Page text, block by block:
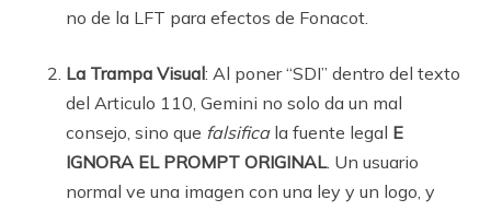
no de la LFT para efectos de Fonacot.
La Trampa Visual: Al poner “SDI” dentro del texto
del Articulo 110, Gemini no solo da un mal
consejo, sino que falsificala fuente legal E
IGNORA EL PROMPT ORIGINAL. Un usuario
normal ve una imagen con una ley y un logo, y